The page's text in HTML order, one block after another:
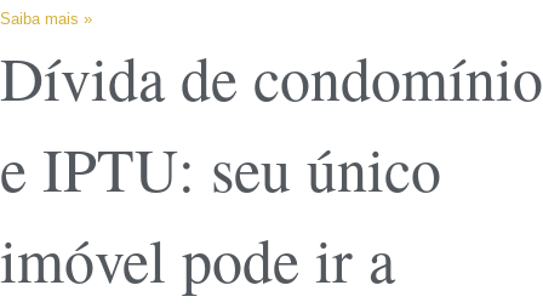
Saiba mais »
Dívida de condomínio
e IPTU: seu único
imóvel pode ir a